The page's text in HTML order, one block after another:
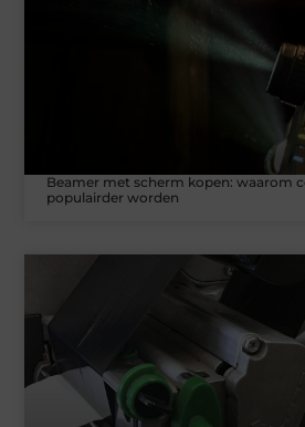
Beamer met scherm kopen: waarom
populairder worden